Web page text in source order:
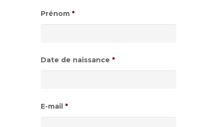
Prénom *
Date de naissance *
de
date
E-mail *